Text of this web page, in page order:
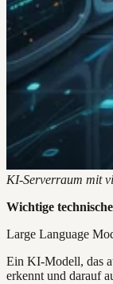
KI-Serverraum mit
Wichtige
Large Language
Ein KI-Modell, das
erkennt und darauf